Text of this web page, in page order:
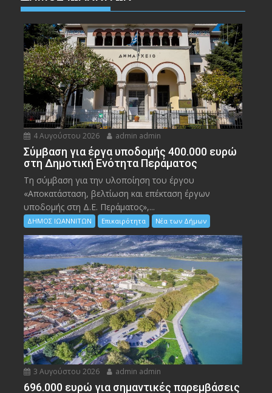
4 Αυγούστου 2026 admin admin
Σύμβαση για έργα υποδομής 400.000 ευρώ
στη Δημοτική Ενότητα Περάματος
Τη σύμβαση για την υλοποίηση του έργου
«Αποκατάσταση, βελτίωση και επέκταση έργων
υποδομής στη Δ.Ε. Περάματος»,...
ΔΗΜΟΣ ΙΩΑΝΝΙΤΩΝ Επικαιρότητα Νέα των Δήμων
3 Αυγούστου 2026 admin admin
696.000 ευρώ για σημαντικές παρεμβάσεις